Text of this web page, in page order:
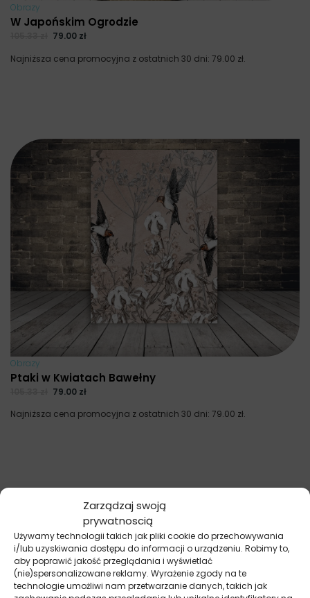
Zarządzaj swoją
prywatnoscią
Używamy technologii takich jak pliki cookie do przechowywania
i/lub uzyskiwania dostępu do informacji o urządzeniu. Robimy to,
aby poprawić jakość przeglądania i wyświetlać
(nie)spersonalizowane reklamy. Wyrażenie zgody na te
technologie umożliwi nam przetwarzanie danych, takich jak
Obrazy
W Japońskim Ogrodzie
79.00 zł
Najniższa cena promocyjna z ostatnich 30 dni: 79.00 zł.
Obrazy
Ptaki w Kwiatach Bawełny
79.00 zł
Najniższa cena promocyjna z ostatnich 30 dni: 79.00 zł.